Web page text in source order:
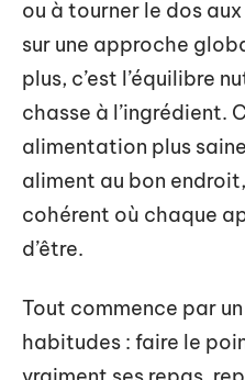
ou à tourner le dos
sur une approche
plus, c’est l’équilibre
chasse à l’ingrédient.
alimentation plus
aliment au bon
cohérent où chaque
d’être.
Tout commence par
habitudes : faire le